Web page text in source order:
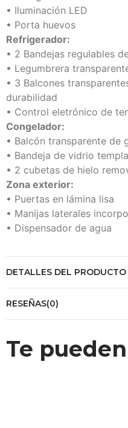
• Iluminación LED
• Porta huevos
Refrigerador:
• 2 Bandejas regulables
• Legumbrera
• 3 Balcones
durabilidad
• Control eletrónico de
Congelador:
• Balcón transparente de
• Bandeja de vidrio
• 2 cubetas de hielo
Zona exterior:
• Puertas en lámina lisa
• Manijas laterales
• Dispensador de agua
DETALLES DEL PRODUCTO
RESEÑAS(0)
Te